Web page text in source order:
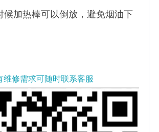
候加热棒可以倒放，避免烟油下
维修需求可随时联系客服